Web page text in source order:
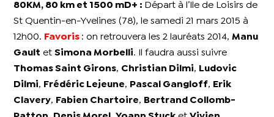
80KM, 80 km et 1500 mD+ : Départ à l’Ile de Loisirs de
St Quentin-en-Yvelines (78), le samedi 21 mars 2015 à
12h00.
Favoris : on retrouvera les 2 lauréats 2014,Manu
Gault etSimona Morbelli. Il faudra aussi suivre
Thomas Saint Girons, Christian Dilmi,
Ludovic
Dilmi, Frédéric Lejeune, Pascal Gangloff,
Erik
Clavery, Fabien Chartoire,
Bertrand Collomb-